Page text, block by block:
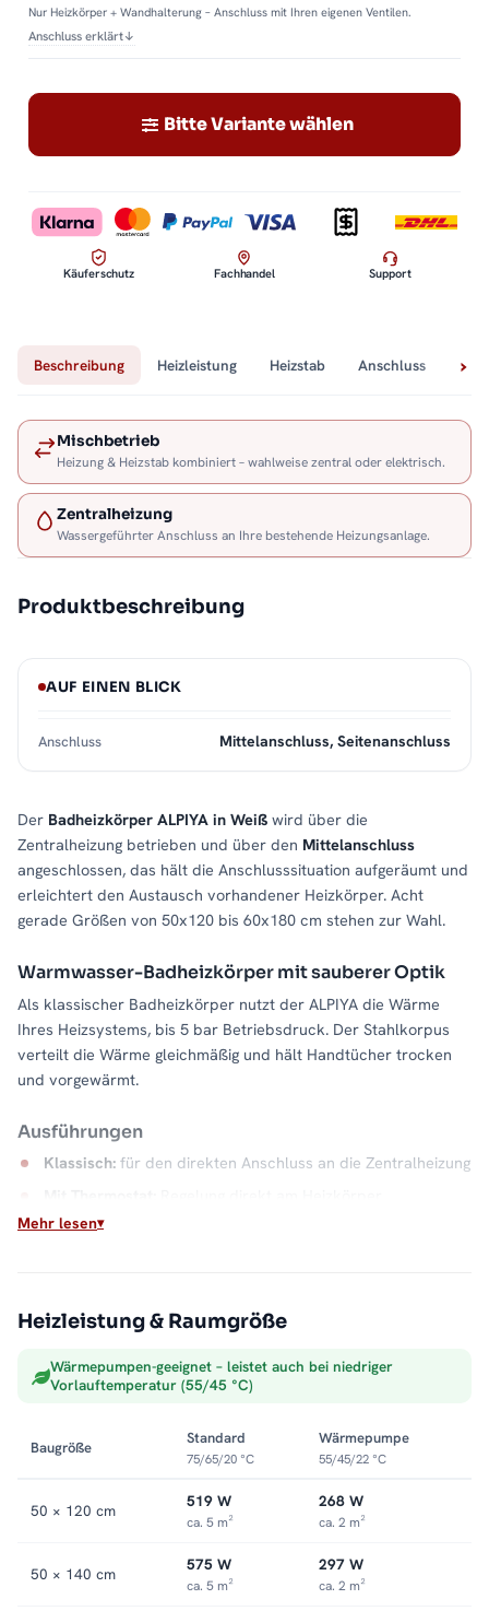
Nur Heizkörper + Wandhalterung – Anschluss mit Ihren eigenen Ventilen.
Anschluss erklärt↓
Bitte Variante wählen
Käuferschutz Fachhandel Support
Beschreibung Heizleistung Heizstab Anschluss
Mischbetrieb
Heizung & Heizstab kombiniert – wahlweise zentral oder elektrisch.
Zentralheizung
Wassergeführter Anschluss an Ihre bestehende Heizungsanlage.
Produktbeschreibung
Der Badheizkörper ALPIYA in Weiß wird über die
Zentralheizung betrieben und über den Mittelanschluss
angeschlossen, das hält die Anschlusssituation aufgeräumt und
erleichtert den Austausch vorhandener Heizkörper. Acht
gerade Größen von 50x120 bis 60x180 cm stehen zur Wahl.
Warmwasser-Badheizkörper mit sauberer Optik
Als klassischer Badheizkörper nutzt der ALPIYA die Wärme
Ihres Heizsystems, bis 5 bar Betriebsdruck. Der Stahlkorpus
verteilt die Wärme gleichmäßig und hält Handtücher trocken
und vorgewärmt.
Ausführungen
Klassisch: für den direkten Anschluss an die Zentralheizung
Mischbetrieb:
Wandmontage mit 9 bis 10,5 cm Wandabstand. Weitere
Modelle finden Sie in der Kategorie
AUF EINEN BLICK
Anschluss Mittelanschluss, Seitenanschluss
Mehr lesen
Heizleistung & Raumgröße
Wärmepumpen-geeignet – leistet auch bei niedriger
Vorlauftemperatur (55/45 °C)
Baugröße
Standard
75/65/20 °C
Wärmepumpe
55/45/22 °C
50 × 120 cm 519 W
ca. 5 m²
268 W
ca. 2 m²
50 × 140 cm 575 W
ca. 5 m²
297 W
ca. 2 m²